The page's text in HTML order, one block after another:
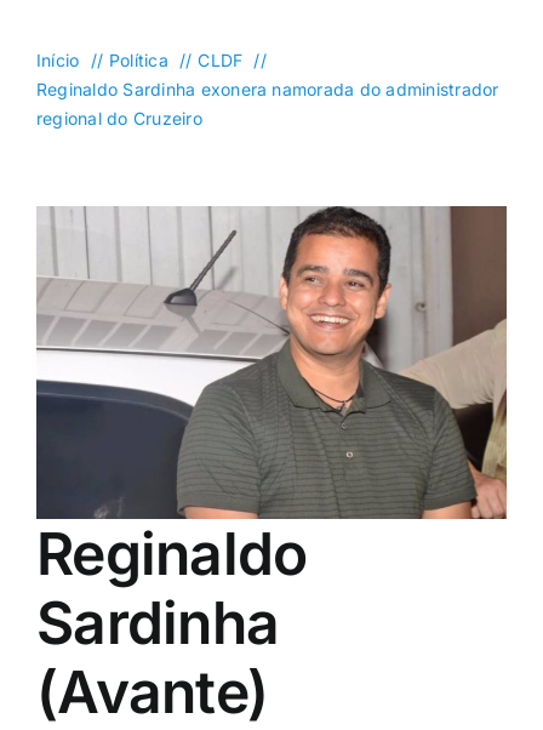
Goiás
Política
Mundo
Entretenimento
Colunas e Blogs
Buscar
resultados
para:
Início Política
CLDF
Reginaldo Sardinha exonera namorada do administrador
regional do Cruzeiro
Reginaldo
Sardinha
(Avante)